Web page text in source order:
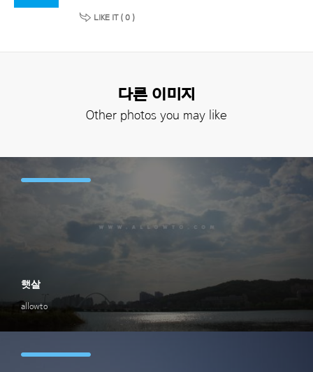
LIKE IT ( 0 )
다른 이미지
Other photos you may like
allowto
햇살